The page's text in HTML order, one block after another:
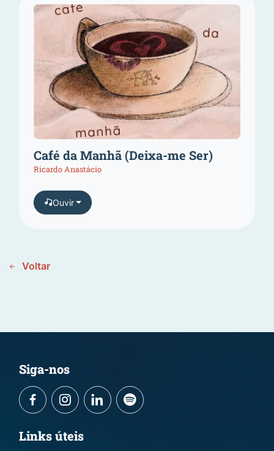
Café da Manhã (Deixa-me Ser)
Ricardo Anastácio
Ouvir
Voltar
Siga-nos
Links úteis